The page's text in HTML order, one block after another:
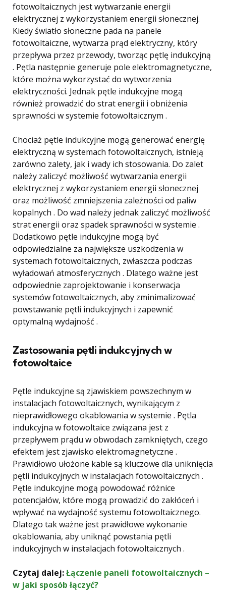
fotowoltaicznych jest wytwarzanie energii
elektrycznej z wykorzystaniem energii słonecznej.
Kiedy światło słoneczne pada na panele
fotowoltaiczne, wytwarza prąd elektryczny, który
przepływa przez przewody, tworząc pętlę indukcyjną
. Pętla następnie generuje pole elektromagnetyczne,
które można wykorzystać do wytworzenia
elektryczności. Jednak pętle indukcyjne mogą
również prowadzić do strat energii i obniżenia
sprawności w systemie fotowoltaicznym .
Chociaż pętle indukcyjne mogą generować energię
elektryczną w systemach fotowoltaicznych, istnieją
zarówno zalety, jak i wady ich stosowania. Do zalet
należy zaliczyć możliwość wytwarzania energii
elektrycznej z wykorzystaniem energii słonecznej
oraz możliwość zmniejszenia zależności od paliw
kopalnych . Do wad należy jednak zaliczyć możliwość
strat energii oraz spadek sprawności w systemie .
Dodatkowo pętle indukcyjne mogą być
odpowiedzialne za największe uszkodzenia w
systemach fotowoltaicznych, zwłaszcza podczas
wyładowań atmosferycznych . Dlatego ważne jest
odpowiednie zaprojektowanie i konserwacja
systemów fotowoltaicznych, aby zminimalizować
powstawanie pętli indukcyjnych i zapewnić
optymalną wydajność .
Zastosowania pętli indukcyjnych w
fotowoltaice
Pętle indukcyjne są zjawiskiem powszechnym w
instalacjach fotowoltaicznych, wynikającym z
nieprawidłowego okablowania w systemie . Pętla
indukcyjna w fotowoltaice związana jest z
przepływem prądu w obwodach zamkniętych, czego
efektem jest zjawisko elektromagnetyczne .
Prawidłowo ułożone kable są kluczowe dla uniknięcia
pętli indukcyjnych w instalacjach fotowoltaicznych .
Pętle indukcyjne mogą powodować różnice
potencjałów, które mogą prowadzić do zakłóceń i
wpływać na wydajność systemu fotowoltaicznego.
Dlatego tak ważne jest prawidłowe wykonanie
okablowania, aby uniknąć powstania pętli
indukcyjnych w instalacjach fotowoltaicznych .
Czytaj dalej:Łączenie paneli fotowoltaicznych –
w jaki sposób łączyć?